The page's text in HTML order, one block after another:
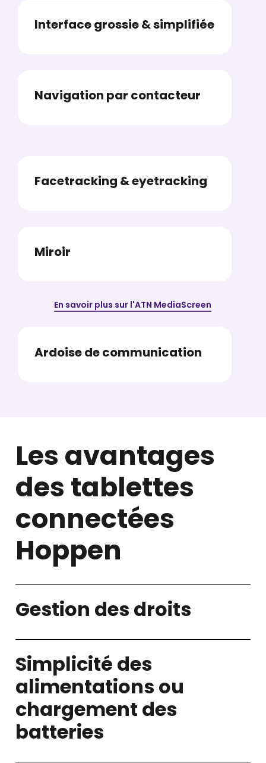
Interface grossie & simplifiée​
Navigation par contacteur​
Facetracking & eyetracking​
Miroir
En savoir plus sur l'ATN MediaScreen
Ardoise de communication​
Les avantages
des tablettes
connectées
Hoppen
Gestion des droits​
Simplicité des
alimentations ou
chargement des
batteries​